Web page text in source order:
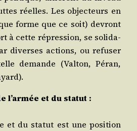
réelles. Les objec­teurs en
forme que ce soit) devront
à cette répres­sion, se soli­da­
diverses actions, ou refu­ser
demande (Val­ton, Péran,
l’armée et du statut :
et du sta­tut est une posi­tion